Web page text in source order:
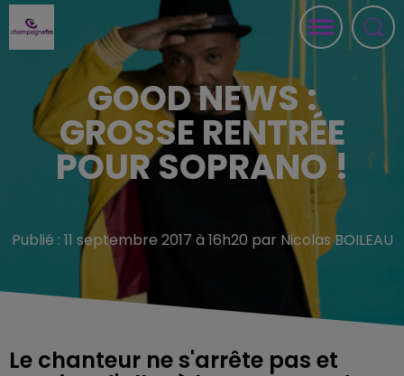
GOOD NEWS :
GROSSE RENTRÉE
POUR SOPRANO !
Publié : 11 septembre 2017 à 16h20 par Nicolas BOILEAU
Le chanteur ne s'arrête pas et